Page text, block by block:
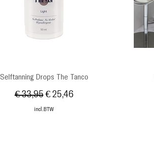
Snel overzicht
Selftanning Drops The Tanco
Normale prijs
€ 33,95 Verkoopprijs
€ 25,46
incl.BTW